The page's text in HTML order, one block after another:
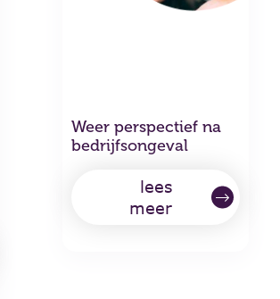
Weer perspectief na
bedrijfsongeval
lees
meer